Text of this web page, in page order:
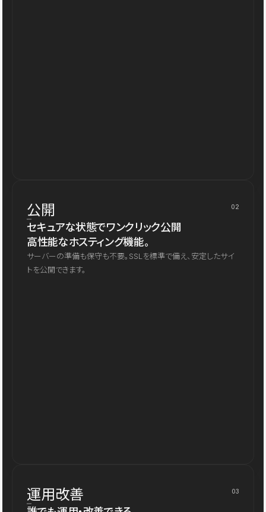
公開 02
セキュアな状態でワンクリック公開
高性能なホスティング機能。
サーバーの準備も保守も不要。SSLを標準で備え、安定したサイ
トを公開できます。
運用改善 03